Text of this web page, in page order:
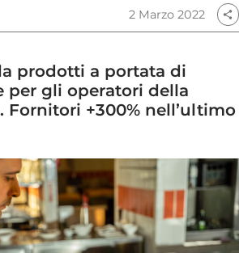
2 Marzo 2022 share
prodotti a portata di
per gli operatori della
Fornitori +300% nell’ultimo